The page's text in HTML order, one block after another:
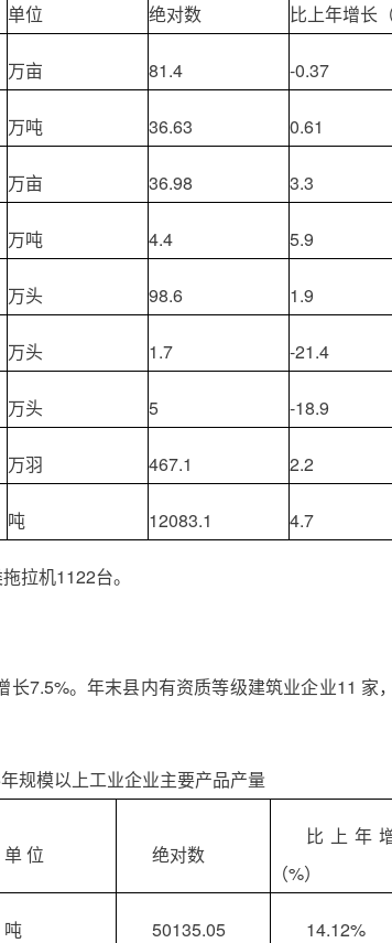
单位 绝对数 比上年增长（
万亩 81.4 -0.37
万吨 36.63 0.61
万亩 36.98 3.3
万吨 4.4 5.9
万头 98.6 1.9
万头 1.7 -21.4
万头 5 -18.9
万羽 467.1 2.2
吨 12083.1 4.7
拉机1122台。
7.5%。年末县内有资质等级建筑业企业11 家
规模以上工业企业主要产品产量
单 位 绝对数
比上年
（%）
吨 50135.05 14.12%